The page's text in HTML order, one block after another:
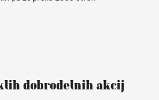
dobrodelnih akcij